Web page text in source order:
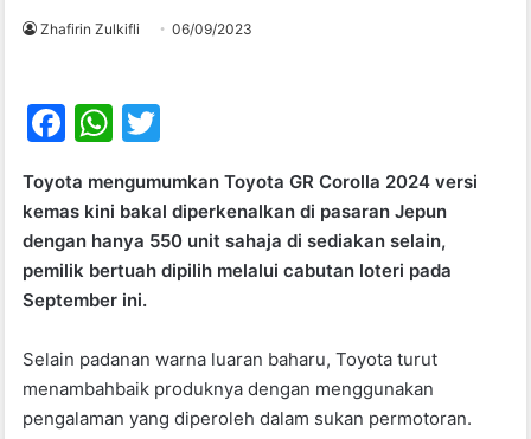
Zhafirin Zulkifli 06/09/2023
F
c
e
b
o
o
k
W
at
s
A
p
p
itt
er
Toyota mengumumkan Toyota GR Corolla 2024 versi
kemas kini bakal diperkenalkan di pasaran Jepun
dengan hanya 550 unit sahaja di sediakan selain,
pemilik bertuah dipilih melalui cabutan loteri pada
September ini.
Selain padanan warna luaran baharu, Toyota turut
menambahbaik produknya dengan menggunakan
pengalaman yang diperoleh dalam sukan permotoran.